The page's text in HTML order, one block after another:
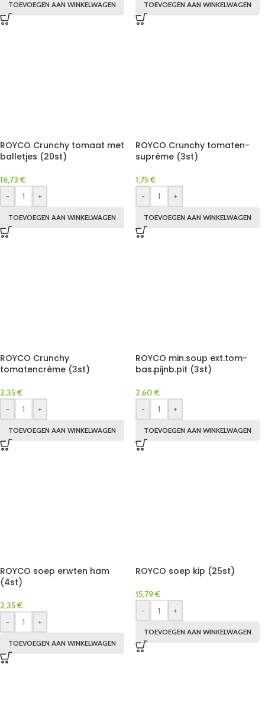
TOEVOEGEN AAN WINKELWAGEN TOEVOEGEN AAN WINKELWAGEN
ROYCO Crunchy tomaat met
balletjes (20st)
16,73 €
-
+
TOEVOEGEN AAN WINKELWAGEN
ROYCO Crunchy tomaten-
suprême (3st)
1,75€
-
+
TOEVOEGEN AAN WINKELWAGEN
ROYCO Crunchy
tomatencrème (3st)
2,35€
-
+
TOEVOEGEN AAN WINKELWAGEN
ROYCO min.soup ext.tom-
bas.pijnb.pit (3st)
2,60 €
-
+
TOEVOEGEN AAN WINKELWAGEN
ROYCO soep erwten ham
(4st)
2,35€
-
+
TOEVOEGEN AAN WINKELWAGEN
ROYCO soep kip (25st)
15,79€
-
+
TOEVOEGEN AAN WINKELWAGEN